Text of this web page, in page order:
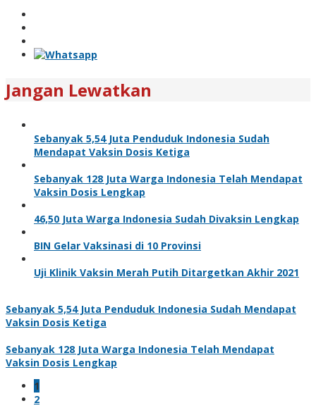
Jangan Lewatkan
Sebanyak 5,54 Juta Penduduk Indonesia Sudah
Mendapat Vaksin Dosis Ketiga
Sebanyak 128 Juta Warga Indonesia Telah Mendapat
Vaksin Dosis Lengkap
46,50 Juta Warga Indonesia Sudah Divaksin Lengkap
BIN Gelar Vaksinasi di 10 Provinsi
Uji Klinik Vaksin Merah Putih Ditargetkan Akhir 2021
Sebanyak 5,54 Juta Penduduk Indonesia Sudah Mendapat
Vaksin Dosis Ketiga
Sebanyak 128 Juta Warga Indonesia Telah Mendapat
Vaksin Dosis Lengkap
1
2